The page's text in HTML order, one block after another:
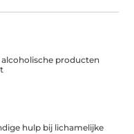
alcoholische producten
hulp bij lichamelijke